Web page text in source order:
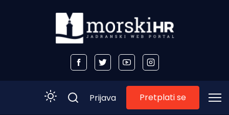
Prijava Pretplati se